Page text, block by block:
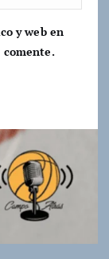
y web en
comente.